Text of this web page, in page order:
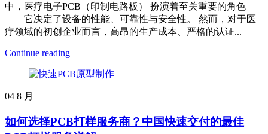
中，医疗电子PCB（印制电路板） 扮演着至关重要的角色
——它决定了设备的性能、可靠性与安全性。 然而，对于医
疗领域的初创企业而言，高昂的生产成本、严格的认证...
Continue reading
04 8 月
如何选择PCB打样服务商？中国快速交付的最佳